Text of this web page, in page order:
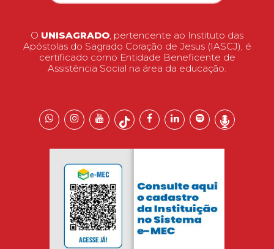
O UNISAGRADO, pertencente ao Instituto das
Apóstolas do Sagrado Coração de Jesus (IASCJ), é
certificado como Entidade Beneficente de
Assistência Social na área da educação.